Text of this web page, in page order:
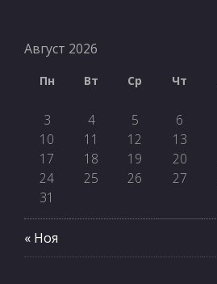
Август 2026
Пн Вт Ср Чт
« Ноя
3
4 5 6
10
11 12 13
17
18 19 20
24
25 26 27
31